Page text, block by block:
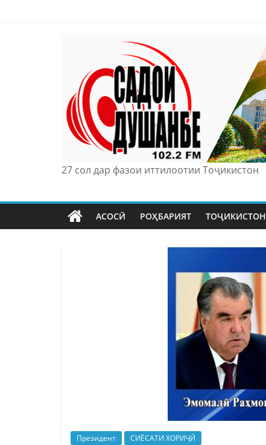
27 сол дар фазои иттилоотии Тоҷикистон
АСОСӢ РОҲБАРИЯТ ТОҶИКИСТОН
Президент СИЁСАТИ ХОРИҶӢ